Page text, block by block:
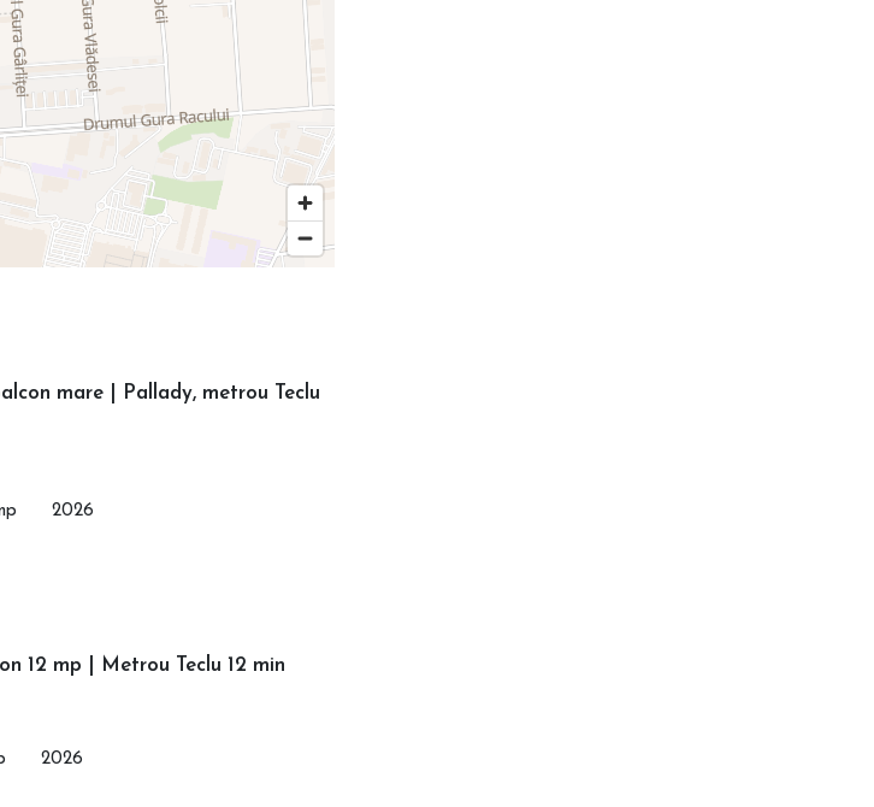
mare | Pallady, metrou Teclu
2026
12 mp | Metrou Teclu 12 min
2026